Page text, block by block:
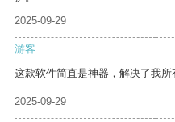
2025-09-29
游客
这款软件简直是神器，解决了我所
2025-09-29